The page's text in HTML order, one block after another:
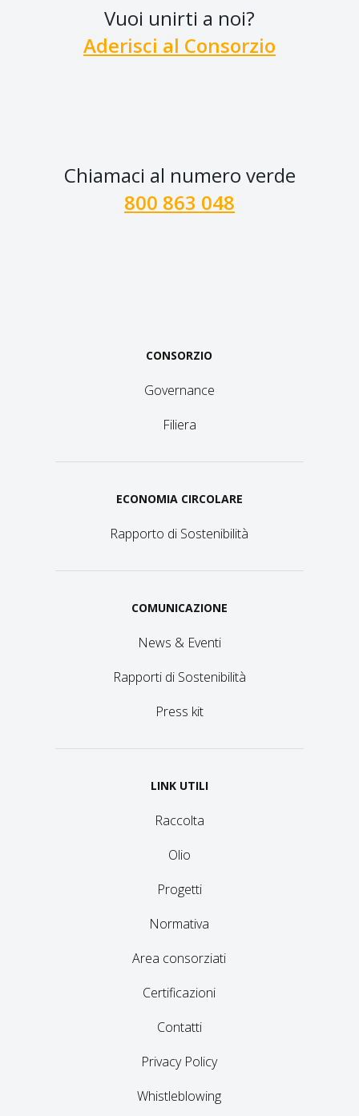
Vuoi unirti a noi?
Aderisci al Consorzio
Chiamaci al numero verde
800 863 048
CONSORZIO
Governance
Filiera
ECONOMIA CIRCOLARE
Rapporto di Sostenibilità
COMUNICAZIONE
News & Eventi
Rapporti di Sostenibilità
Press kit
LINK UTILI
Raccolta
Olio
Progetti
Normativa
Area consorziati
Certificazioni
Contatti
Privacy Policy
Whistleblowing